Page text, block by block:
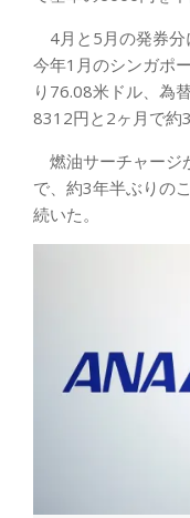
4月と5月の発券分
今年1月のシンガポ
り76.08米ドル、為
8312円と2ヶ月で約
燃油サーチャージ
で、約3年半ぶりの
続いた。